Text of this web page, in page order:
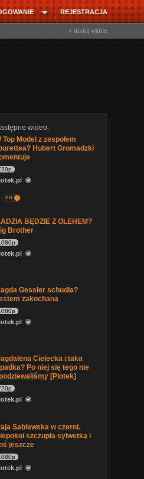
REJESTRACJA
+ dodaj wideo
wideo:
Top Model z zespołem
Hubert Gromadzki
on
BĘDZIE Z OLEHEM?
Brother
Gessler schudła?
zakochana
Cielecka i taka
Po niej się tego nie
[Plotek]
Sablewska w czerni.
szczupła sylwetka i
jeszcze